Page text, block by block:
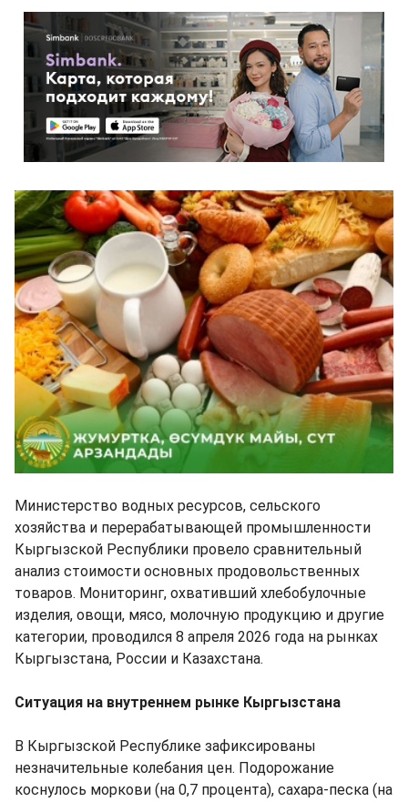
Министерство водных ресурсов, сельского
хозяйства и перерабатывающей промышленности
Кыргызской Республики провело сравнительный
анализ стоимости основных продовольственных
товаров. Мониторинг, охвативший хлебобулочные
изделия, овощи, мясо, молочную продукцию и другие
категории, проводился 8 апреля 2026 года на рынках
Кыргызстана, России и Казахстана.
Ситуация на внутреннем рынке Кыргызстана
В Кыргызской Республике зафиксированы
незначительные колебания цен. Подорожание
коснулось моркови (на 0,7 процента), сахара-песка (на